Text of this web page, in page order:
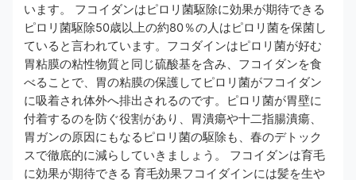
います。 フコイダンはピロリ菌駆除に効果が期待できる
ピロリ菌駆除50歳以上の約80％の人はピロリ菌を保菌し
ていると言われています。フコダインはピロリ菌が好む
胃粘膜の粘性物質と同じ硫酸基を含み、フコイダンを食
べることで、胃の粘膜の保護してピロリ菌がフコイダン
に吸着され体外へ排出されるのです。ピロリ菌が胃壁に
付着するのを防ぐ役割があり、胃潰瘍や十二指腸潰瘍、
胃ガンの原因にもなるピロリ菌の駆除も、春のデトック
スで徹底的に減らしていきましょう。 フコイダンは育毛
に効果が期待できる 育毛効果フコイダインには髪を生や